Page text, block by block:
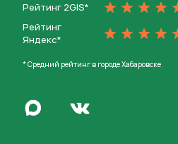
Рейтинг 2GIS*
Рейтинг
Яндекс*
* Средний рейтинг в городе Хабаровске
Написать в MaxПерейти во Вконтакте